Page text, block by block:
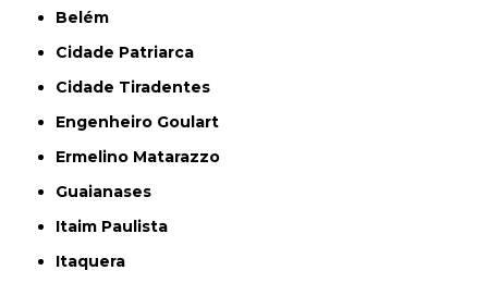
Belém
Cidade Patriarca
Cidade Tiradentes
Engenheiro Goulart
Ermelino Matarazzo
Guaianases
Itaim Paulista
Itaquera